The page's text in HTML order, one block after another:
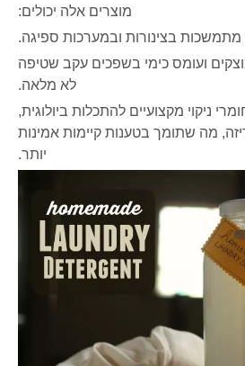
מוצרים אלה יכולים:
מתמשכות בצינורות ובמערכות ספיגה.
ועומס כימי בשפכים עקב שטיפה
לא מלאה.
ניקוי מקצועיים להתכלות ביולוגית,
מה שתומך בטענות קיימות אמינות
יותר.